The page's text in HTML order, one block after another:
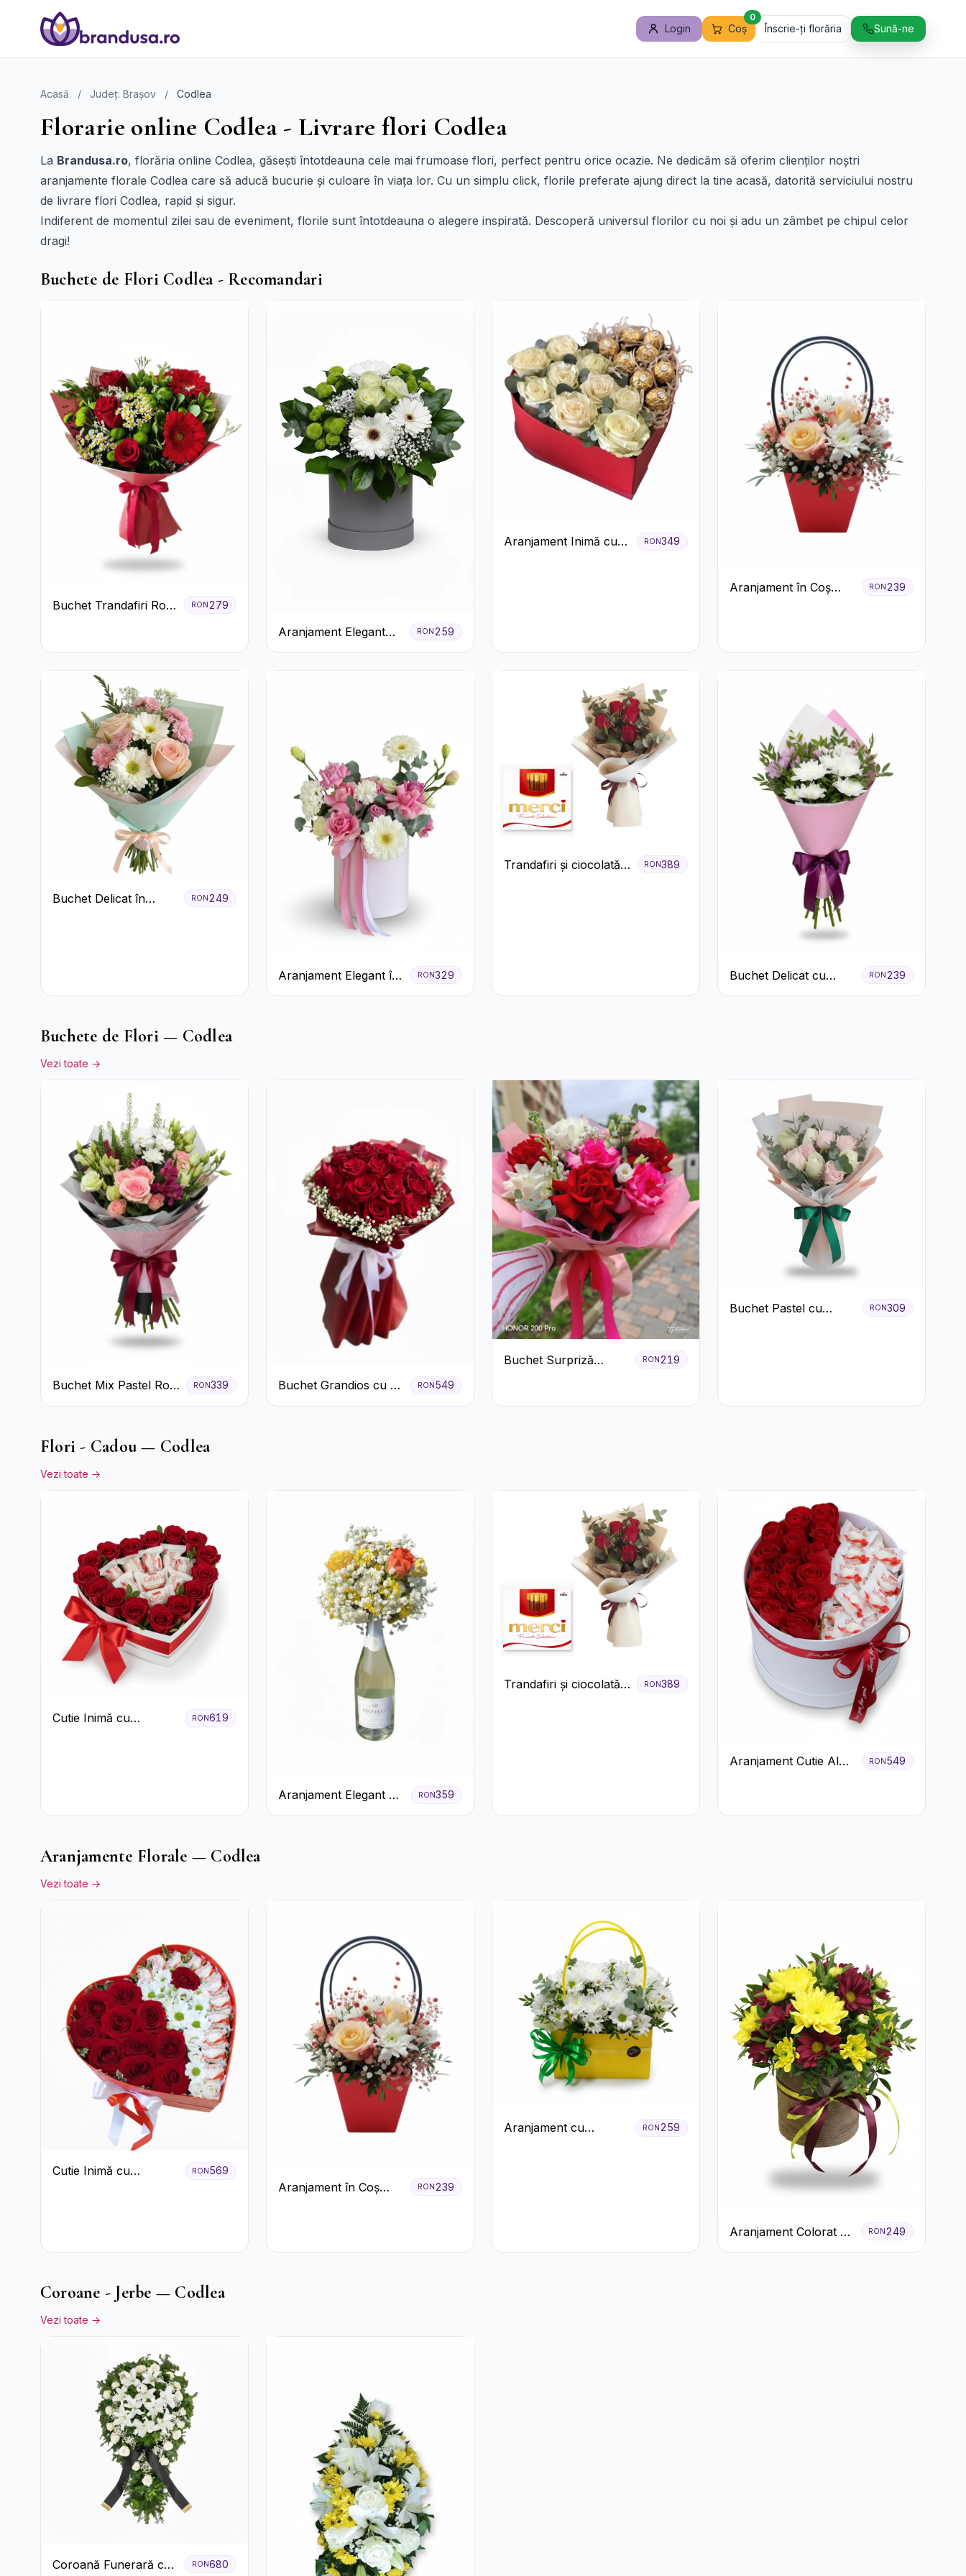
Login Coș
0
Înscrie-ți florăria Sună-ne
Acasă / Județ: Brașov / Codlea
Florarie online Codlea - Livrare flori Codlea
La Brandusa.ro, florăria online Codlea, găsești întotdeauna cele mai frumoase flori, perfect pentru orice ocazie. Ne dedicăm să oferim clienților noștri
aranjamente florale Codlea care să aducă bucurie și culoare în viața lor. Cu un simplu click, florile preferate ajung direct la tine acasă, datorită serviciului nostru
de livrare flori Codlea, rapid și sigur.
Indiferent de momentul zilei sau de eveniment, florile sunt întotdeauna o alegere inspirată. Descoperă universul florilor cu noi și adu un zâmbet pe chipul celor
dragi!
Buchete de Flori Codlea - Recomandari
Buchet Trandafiri Roșii
RON279
Aranjament Elegant
Alb-Verde în Cutie Gri
RON 259
Aranjament Inimă cu
RON349
Aranjament în Coș
RON 239
Buchet Delicat în
RON 249
Aranjament Elegant în
Cutie Roz cu Trandafiri
RON329
Trandafiri și ciocolată
RON389
Buchet Delicat cu
Crizanteme Albe și
RON 239
Buchete de Flori — Codlea
Vezi toate →
Buchet Mix Pastel Roz
și Alb
RON339
Buchet Grandios cu 25
de Trandafiri Roșii
RON549
Buchet Surpriză
RON 219
Buchet Pastel cu
RON309
Flori - Cadou — Codlea
Vezi toate →
Cutie Inimă cu
RON619
Aranjament Elegant cu
Prosecco și Flori
RON359
Trandafiri și ciocolată
RON389
Aranjament Cutie Albă
RON549
Aranjamente Florale — Codlea
Vezi toate →
Cutie Inimă cu
RON569
Aranjament în Coș
RON 239
Aranjament cu
RON259
Aranjament Colorat cu
Crizanteme în Cutie
RON249
Coroane - Jerbe — Codlea
Vezi toate →
Coroană Funerară cu
RON680